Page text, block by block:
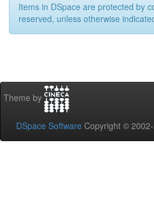
Items in DSpace are protected by
reserved, unless otherwise
Theme by
DSpace Software Copyright ©